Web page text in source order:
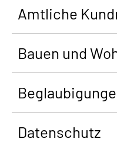
Amtliche
Bauen und
Datenschutz